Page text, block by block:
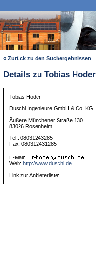
« Zurück zu den Suchergebnissen
Details zu Tobias Hoder
Tobias Hoder
Duschl Ingenieure GmbH & Co. KG
Äußere Münchener Straße 130
83026 Rosenheim
Tel.: 08031243285
Fax: 080312431285
E-Mail:
Web: http://www.duschl.de
Link zur Anbieterliste: